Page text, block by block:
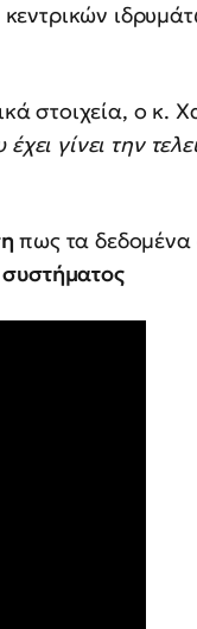
στοιχεία, ο κ.
γίνει την
πως τα δεδομένα